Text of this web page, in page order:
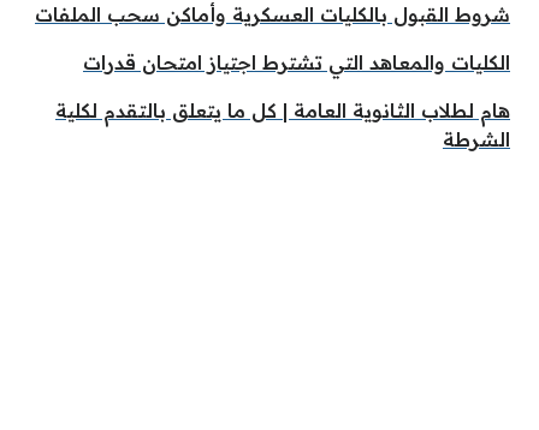
شروط القبول بالكليات العسكرية وأماكن سحب الملفات
الكليات والمعاهد التي تشترط اجتياز امتحان قدرات
هام لطلاب الثانوية العامة | كل ما يتعلق بالتقدم لكلية
الشرطة